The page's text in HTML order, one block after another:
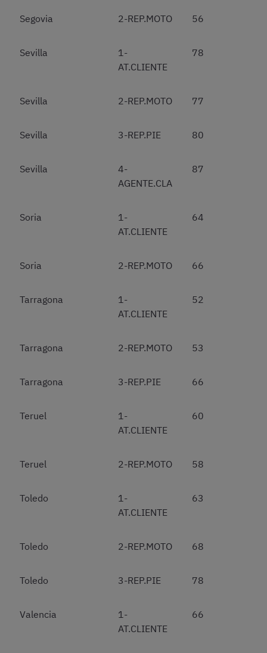
Segovia 2-REP.MOTO 56
Sevilla
1-
AT.CLIENTE
78
Sevilla 2-REP.MOTO 77
Sevilla 3-REP.PIE 80
Sevilla
4-
AGENTE.CLA
87
Soria
1-
AT.CLIENTE
64
Soria 2-REP.MOTO 66
Tarragona
1-
AT.CLIENTE
52
Tarragona 2-REP.MOTO 53
Tarragona 3-REP.PIE 66
Teruel
1-
AT.CLIENTE
60
Teruel 2-REP.MOTO 58
Toledo
1-
AT.CLIENTE
63
Toledo 2-REP.MOTO 68
Toledo 3-REP.PIE 78
Valencia
1-
AT.CLIENTE
66